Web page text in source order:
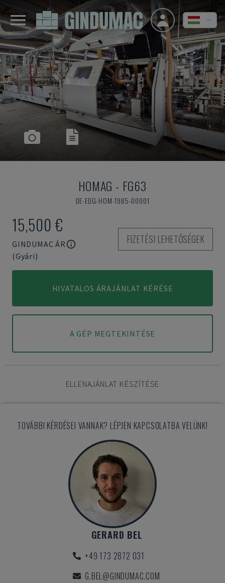
HOMAG - FG63
DE-EDG-HOM-1985-00001
15,500 €
GINDUMAC ÁR
(Gyári)
FIZETÉSI LEHETŐSÉGEK
HIVATALOS ÁRAJÁNLAT KÉRÉSE
A GÉP MEGTEKINTÉSE
ELLENAJÁNLAT KÉSZÍTÉSE
TOVÁBBI KÉRDÉSEI VANNAK? LÉPJEN KAPCSOLATBA VELÜNK!
GERARD BEL
+49 173 2872 031
G.BEL@GINDUMAC.COM